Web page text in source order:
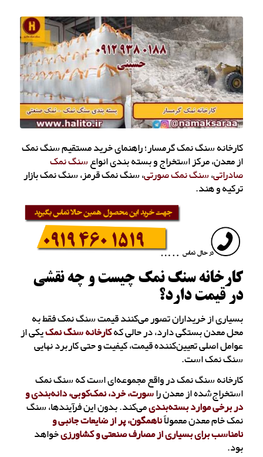
کارخانه سنگ نمک گرمسار؛ راهنمای خرید مستقیم سنگ نمک
از معدن، مرکز استخراج و بسته بندی انواعسنگ نمک
صادراتی،سنگ نمک صورتی، سنگ نمک قرمز، سنگ نمک بازار
ترکیه و هند.
کارخانه سنگ نمک چیست و چه نقشی
در قیمت دارد؟
بسیاری از خریداران تصور می‌کنند قیمت سنگ نمک فقط به
محل معدن بستگی دارد، در حالی‌ کهکارخانه سنگ نمکیکی از
عوامل اصلی تعیین‌کننده قیمت، کیفیت و حتی کاربرد نهایی
سنگ نمک است.
کارخانه سنگ نمک در واقع مجموعه‌ای است که سنگ نمک
استخراج‌شده از معدن راسورت، خرد، نمک‌کوبی، دانه‌بندی و
در برخی موارد بسته‌بندیمی‌کند. بدون این فرآیندها، سنگ
نمک خام معدن معمولاًناهمگون، پر از ضایعات جانبی و
نامناسب برای بسیاری از مصارف صنعتی و کشاورزیخواهد
بود.